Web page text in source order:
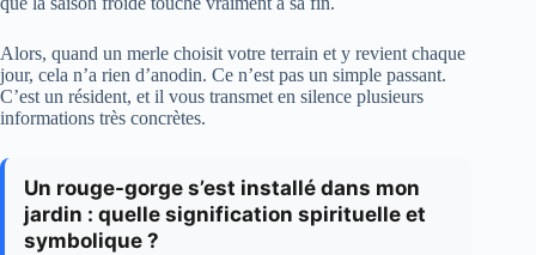
Alors, quand un merle choisit votre terrain et y revient chaque
jour, cela n’a rien d’anodin. Ce n’est pas un simple passant.
C’est un résident, et il vous transmet en silence plusieurs
informations très concrètes.
Un rouge-gorge s’est installé dans mon
jardin : quelle signification spirituelle et
symbolique ?